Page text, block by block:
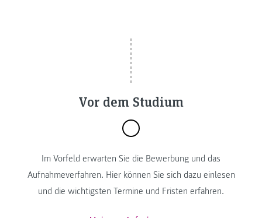
Vor dem Studium
Im Vorfeld erwarten Sie die Bewerbung und das
Aufnahmeverfahren. Hier können Sie sich dazu einlesen
und die wichtigsten Termine und Fristen erfahren.